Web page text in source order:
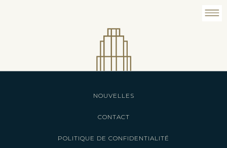
NOUVELLES
CONTACT
POLITIQUE DE CONFIDENTIALITÉ